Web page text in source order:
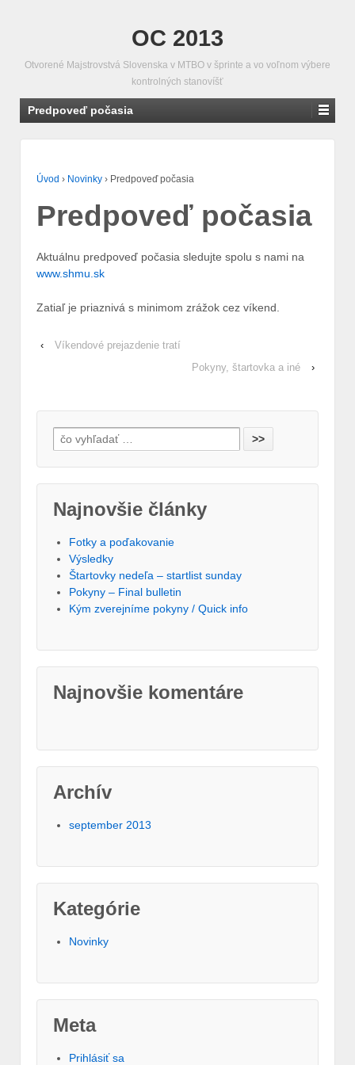
OC 2013
Otvorené Majstrovstvá Slovenska v MTBO v šprinte a vo voľnom výbere
kontrolných stanovíšť
Predpoveď počasia
Úvod › Novinky › Predpoveď počasia
Predpoveď počasia
Aktuálnu predpoveď počasia sledujte spolu s nami na
www.shmu.sk
Zatiaľ je priaznivá s minimom zrážok cez víkend.
‹
Víkendové prejazdenie tratí
Pokyny, štartovka a iné
›
Search for:
Najnovšie články
Fotky a poďakovanie
Výsledky
Štartovky nedeľa – startlist sunday
Pokyny – Final bulletin
Kým zverejníme pokyny / Quick info
Najnovšie komentáre
Archív
september 2013
Kategórie
Novinky
Meta
Prihlásiť sa